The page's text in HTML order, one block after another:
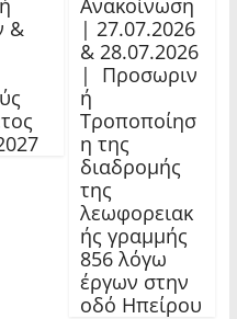
&
| 27.07.2026
& 28.07.2026
| Προσωριν
ή
Τροποποίησ
η της
διαδρομής
της
λεωφορειακ
ής γραμμής
856 λόγω
έργων στην
οδό Ηπείρου